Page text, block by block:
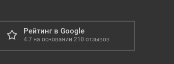
Рейтинг в Google
4.7 на основании 210 отзывов